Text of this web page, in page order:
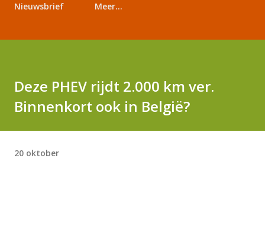
Nieuwsbrief Meer…
Deze PHEV rijdt 2.000 km ver.
Binnenkort ook in België?
20 oktober